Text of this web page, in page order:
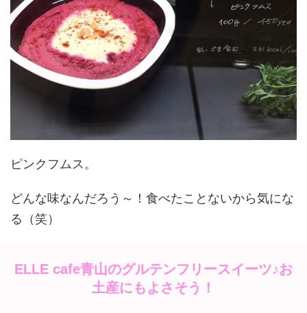
ピンクフムス。
どんな味なんだろう～！食べたことないから気にな
る（笑）
ELLE cafe青山のグルテンフリースイーツ♪お
土産にもよさそう！